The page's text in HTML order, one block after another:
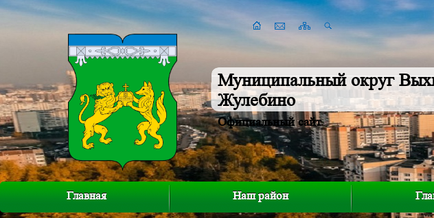
Муниципальный округ
Жулебино
Официальный сайт
Главная Наш район